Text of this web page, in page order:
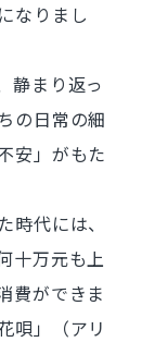
なりまし
静まり返っ
の日常の細
安」がもた
代には、
十万元も上
費ができま
唄」（アリ